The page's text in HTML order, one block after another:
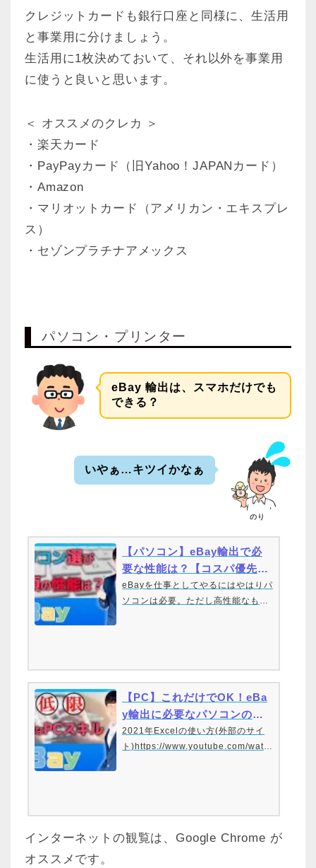
クレジットカードも銀行口座と同様に、生活用
と事業用に分けましょう。
生活用に1枚決めておいて、それ以外を事業用
に使うと良いと思います。
＜ オススメのクレカ ＞
・楽天カード
・PayPayカード（旧Yahoo！JAPANカード）
・Amazon
・マリオットカード（アメリカン・エキスプレ
ス）
・セゾンプラチナアメックス
パソコン・プリンター
eBay 輸出は、スマホだけでも
できる？
いやぁ…キツイかなぁ
のり
【パソコン】eBay輸出で必
要な性能は？【コスパ優先】
2021年最新機種紹介
eBayを仕事としてやるにはやはりパ
ソコンは必要。ただし高性能なもの
プレゼントhttps://bit.ly/2UF…
【PC】これだけでOK！eBa
y輸出に必要なパソコンのス
キル
2021年Excelの使い方(外部のサイ
ト)https://www.youtube.com/watc
操作…
インターネットの観覧は、Google Chrome が
オススメです。